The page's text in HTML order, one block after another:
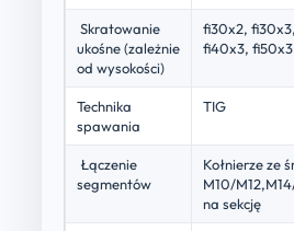
Skratowanie
ukośne (zależnie
od wysokości)
fi30x2,
fi40x3,
Technika
spawania
TIG
Łączenie
segmentów
Kołnierze ze
M10/
na sekcję